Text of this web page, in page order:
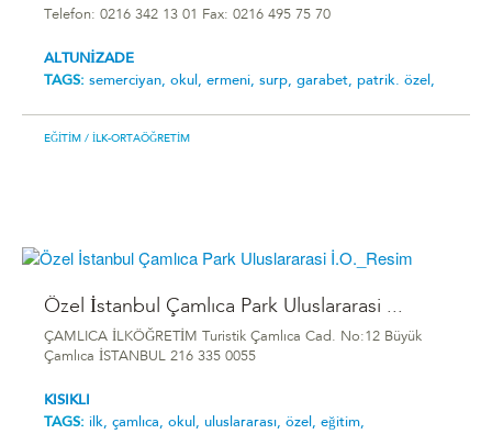
Telefon: 0216 342 13 01 Fax: 0216 495 75 70
ALTUNİZADE
TAGS: semerciyan, okul, ermeni, surp, garabet, patrik. özel,
EĞITIM / İLK-ORTAÖĞRETIM
Özel İstanbul Çamlıca Park Uluslararasi ...
ÇAMLICA İLKÖĞRETİM Turistik Çamlıca Cad. No:12 Büyük
Çamlıca İSTANBUL 216 335 0055
KISIKLI
TAGS: ilk, çamlıca, okul, uluslararası, özel, eğitim,